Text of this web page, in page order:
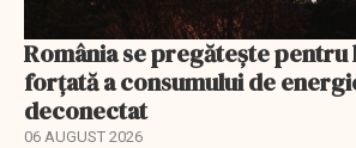
România se pregătește
forțată a consumului de
deconectat
06 AUGUST 2026